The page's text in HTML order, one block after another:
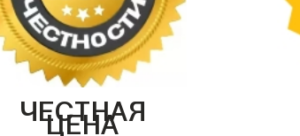
ЧЕСТНАЯ
ЦЕНА